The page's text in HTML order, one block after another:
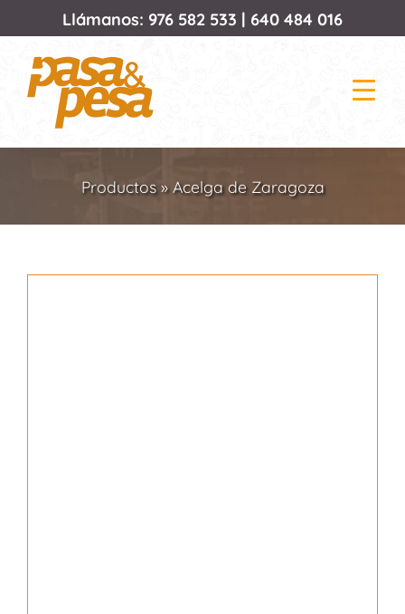
contenido
Llámanos: 976 582 533 | 640 484 016
Productos»Acelga de Zaragoza